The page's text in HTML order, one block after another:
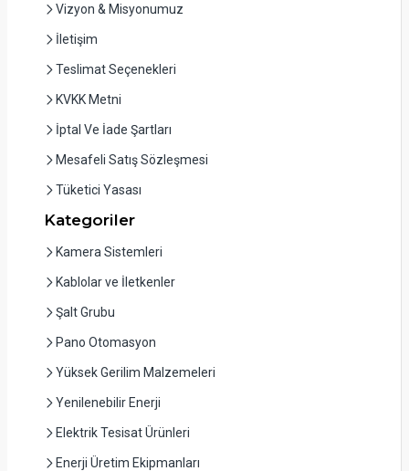
Vizyon & Misyonumuz
İletişim
Teslimat Seçenekleri
KVKK Metni
İptal Ve İade Şartları
Mesafeli Satış Sözleşmesi
Tüketici Yasası
Kategoriler
Kamera Sistemleri
Kablolar ve İletkenler
Şalt Grubu
Pano Otomasyon
Yüksek Gerilim Malzemeleri
Yenilenebilir Enerji
Elektrik Tesisat Ürünleri
Enerji Üretim Ekipmanları